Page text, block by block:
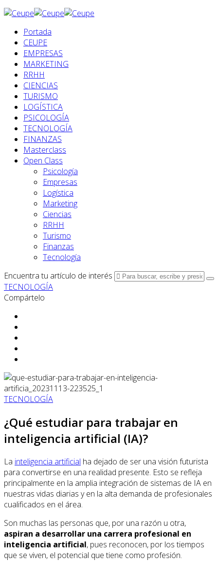
Portada
CEUPE
EMPRESAS
MARKETING
RRHH
CIENCIAS
TURISMO
LOGÍSTICA
PSICOLOGÍA
TECNOLOGÍA
FINANZAS
Masterclass
Open Class
Psicología
Empresas
Logística
Marketing
Ciencias
RRHH
Turismo
Finanzas
Tecnología
Encuentra tu artículo de interés
TECNOLOGÍA
Compártelo
TECNOLOGÍA
¿Qué estudiar para trabajar en
inteligencia artificial (IA)?
La inteligencia artificial ha dejado de ser una visión futurista
para convertirse en una realidad presente. Esto se refleja
principalmente en la amplia integración de sistemas de IA en
nuestras vidas diarias y en la alta demanda de profesionales
cualificados en el área.
Son muchas las personas que, por una razón u otra,
aspiran a desarrollar una carrera profesional en
inteligencia artificial, pues reconocen, por los tiempos
que se viven, el potencial que tiene como profesión.